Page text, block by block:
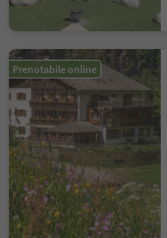
Prenotabile online